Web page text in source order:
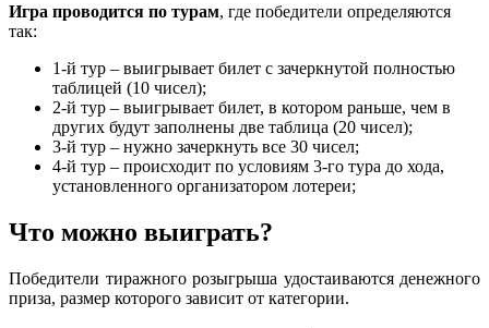
Игра проводится по турам, где победители определяются
так:
1-й тур – выигрывает билет с зачеркнутой полностью
таблицей (10 чисел);
2-й тур – выигрывает билет, в котором раньше, чем в
других будут заполнены две таблица (20 чисел);
3-й тур – нужно зачеркнуть все 30 чисел;
4-й тур – происходит по условиям 3-го тура до хода,
установленного организатором лотереи;
Что можно выиграть?
Победители тиражного розыгрыша удостаиваются денежного
приза, размер которого зависит от категории.